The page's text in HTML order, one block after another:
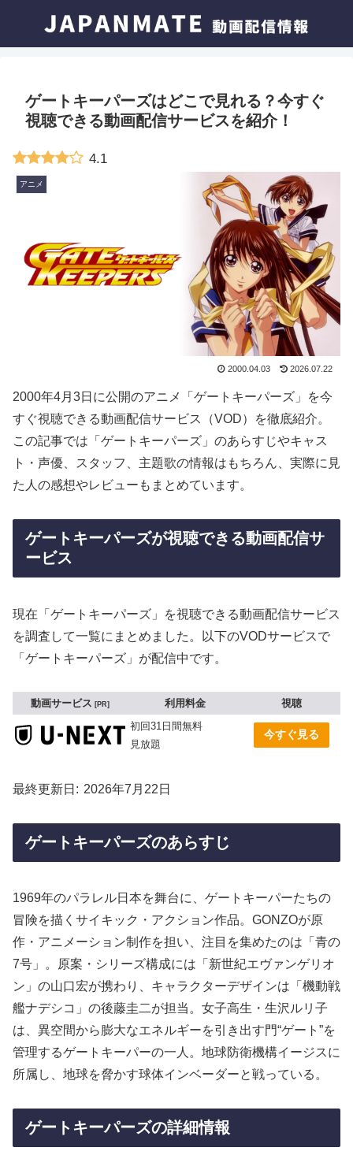
ゲートキーパーズはどこで見れる？今すぐ
視聴できる動画配信サービスを紹介！
4.1
アニメ
2000.04.03 2026.07.22
2000年4月3日に公開のアニメ「ゲートキーパーズ」を今
すぐ視聴できる動画配信サービス（VOD）を徹底紹介。
この記事では「ゲートキーパーズ」のあらすじやキャス
ト・声優、スタッフ、主題歌の情報はもちろん、実際に見
た人の感想やレビューもまとめています。
ゲートキーパーズが視聴できる動画配信サ
ービス
現在「ゲートキーパーズ」を視聴できる動画配信サービス
を調査して一覧にまとめました。以下のVODサービスで
「ゲートキーパーズ」が配信中です。
動画サービス PR 利用料金
視聴
初回31日間無料
見放題
今すぐ見る
最終更新日 2026年7月22日
ゲートキーパーズのあらすじ
1969年のパラレル日本を舞台に、ゲートキーパーたちの
冒険を描くサイキック・アクション作品。GONZOが原
作・アニメーション制作を担い、注目を集めたのは「青の
7号」。原案・シリーズ構成には「新世紀エヴァンゲリオ
ン」の山口宏が携わり、キャラクターデザインは「機動戦
艦ナデシコ」の後藤圭二が担当。女子高生・生沢ルリ子
は、異空間から膨大なエネルギーを引き出す門“ゲート”を
管理するゲートキーパーの一人。地球防衛機構イージスに
所属し、地球を脅かす球体インベーダーと戦っている。
ゲートキーパーズの詳細情報